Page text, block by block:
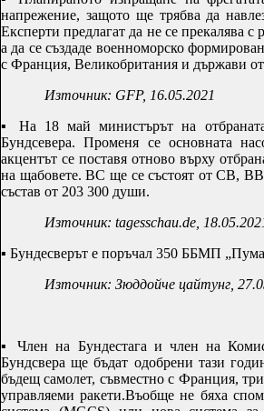
напрежение, защото ще трябва да
Експерти предлагат да не се прекалява
а да се създаде военноморско
с Франция, Великобритания и държави
Източник: GFP, 16.05.2021
▪ На 18 май министърът на
Бундсевера. Променя се основната
акцентът се поставя отново върху
на щабовете. ВС ще се състоят от СВ,
състав от 203 300 души.
Източник: tagesschau.de,
▪ Бундесверът е поръчал 350 ББМП
Източник: Зюддойче цайтунг,
▪ Член на Бундестага и член на
Бундсвера ще бъдат одобрени тази
бъдещ самолет, съвместно с Франция,
управляеми ракети.Въобще не бяха